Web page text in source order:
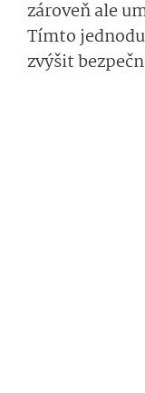
zároveň ale
Tímto
zvýšit